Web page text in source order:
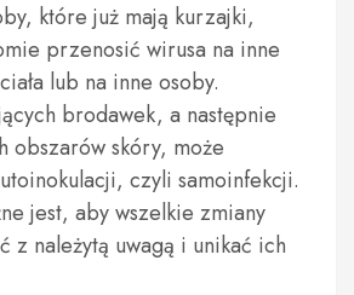
które już mają kurzajki,
przenosić wirusa na inne
lub na inne osoby.
brodawek, a następnie
obszarów skóry, może
czyli samoinfekcji.
jest, aby wszelkie zmiany
z należytą uwagą i unikać ich